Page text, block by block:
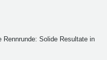
Rennrunde: Solide Resultate in